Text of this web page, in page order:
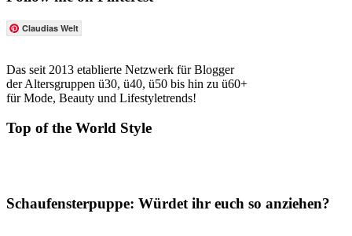
Claudias Welt
Das seit 2013 etablierte Netzwerk für Blogger
der Altersgruppen ü30, ü40, ü50 bis hin zu ü60+
für Mode, Beauty und Lifestyletrends!
Top of the World Style
Schaufensterpuppe: Würdet ihr euch so anziehen?